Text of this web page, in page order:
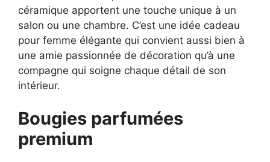
céramique apportent une touche unique à un
salon ou une chambre. C’est une idée cadeau
pour femme élégante qui convient aussi bien à
une amie passionnée de décoration qu’à une
compagne qui soigne chaque détail de son
intérieur.
Bougies parfumées
premium